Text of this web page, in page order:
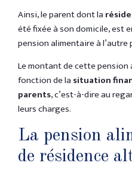
Ainsi, le parent dont la
été fixée à son domicile, est
pension alimentaire à l’autre
Le montant de cette pension
fonction de la situation
parents, c’est-à-dire au
leurs charges.
La pension
de résidence